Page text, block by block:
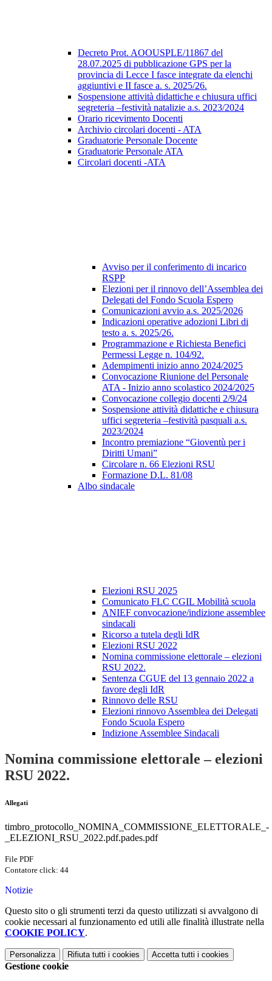
Decreto Prot. AOOUSPLE/11867 del
28.07.2025 di pubblicazione GPS per la
provincia di Lecce I fasce integrate da elenchi
aggiuntivi e II fasce a. s. 2025/26.
Sospensione attività didattiche e chiusura uffici
segreteria –festività natalizie a.s. 2023/2024
Orario ricevimento Docenti
Archivio circolari docenti - ATA
Graduatorie Personale Docente
Graduatorie Personale ATA
Circolari docenti -ATA
Avviso per il conferimento di incarico
RSPP
Elezioni per il rinnovo dell’Assemblea dei
Delegati del Fondo Scuola Espero
Comunicazioni avvio a.s. 2025/2026
Indicazioni operative adozioni Libri di
testo a. s. 2025/26.
Programmazione e Richiesta Benefici
Permessi Legge n. 104/92.
Adempimenti inizio anno 2024/2025
Convocazione Riunione del Personale
ATA - Inizio anno scolastico 2024/2025
Convocazione collegio docenti 2/9/24
Sospensione attività didattiche e chiusura
uffici segreteria –festività pasquali a.s.
2023/2024
Incontro premiazione “Gioventù per i
Diritti Umani”
Circolare n. 66 Elezioni RSU
Formazione D.L. 81/08
Albo sindacale
Elezioni RSU 2025
Comunicato FLC CGIL Mobilità scuola
ANIEF convocazione/indizione assemblee
sindacali
Ricorso a tutela degli IdR
Elezioni RSU 2022
Nomina commissione elettorale – elezioni
RSU 2022.
Sentenza CGUE del 13 gennaio 2022 a
favore degli IdR
Rinnovo delle RSU
Elezioni rinnovo Assemblea dei Delegati
Fondo Scuola Espero
Indizione Assemblee Sindacali
Nomina commissione elettorale – elezioni
RSU 2022.
Allegati
timbro_protocollo_NOMINA_COMMISSIONE_ELETTORALE_-
_ELEZIONI_RSU_2022.pdf.pades.pdf
File PDF
Contatore click: 44
Notizie
Questo sito o gli strumenti terzi da questo utilizzati si avvalgono di
cookie necessari al funzionamento ed utili alle finalità illustrate nella
COOKIE POLICY.
Personalizza Rifiuta tutti i cookies Accetta tutti i cookies
Gestione cookie